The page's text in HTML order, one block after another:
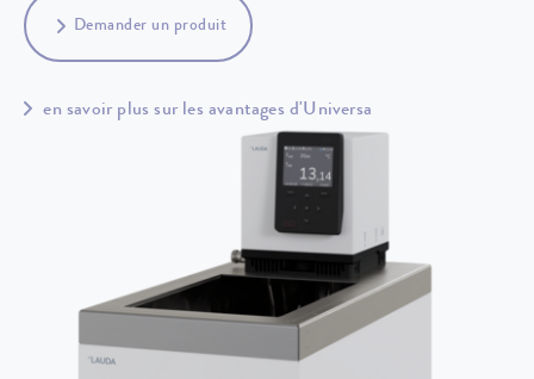
Demander un produit
en savoir plus sur les avantages d'Universa